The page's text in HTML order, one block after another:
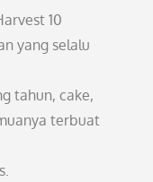
10
yang selalu
tahun, cake,
terbuat